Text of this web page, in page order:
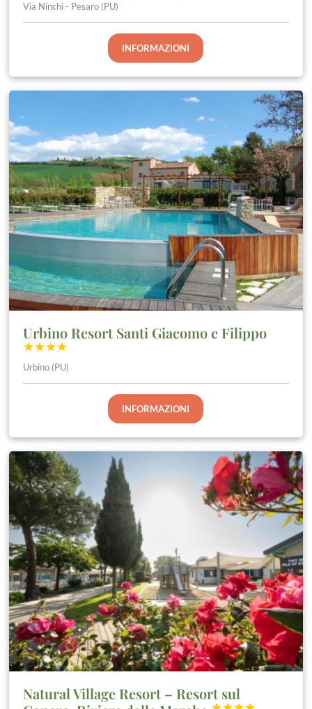
Via Ninchi - Pesaro (PU)
INFORMAZIONI
Urbino Resort Santi Giacomo e Filippo




Urbino (PU)
INFORMAZIONI
Natural Village Resort – Resort sul